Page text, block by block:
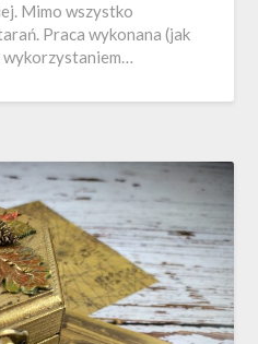
Mimo wszystko
Praca wykonana (jak